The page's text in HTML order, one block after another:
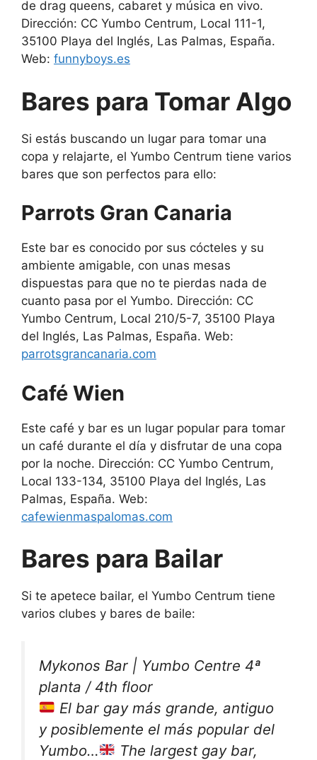
de drag queens, cabaret y música en vivo.
Dirección: CC Yumbo Centrum, Local 111-1,
35100 Playa del Inglés, Las Palmas, España.
Web: funnyboys.es
Bares para Tomar Algo
Si estás buscando un lugar para tomar una
copa y relajarte, el Yumbo Centrum tiene varios
bares que son perfectos para ello:
Parrots Gran Canaria
Este bar es conocido por sus cócteles y su
ambiente amigable, con unas mesas
dispuestas para que no te pierdas nada de
cuanto pasa por el Yumbo. Dirección: CC
Yumbo Centrum, Local 210/5-7, 35100 Playa
del Inglés, Las Palmas, España. Web:
parrotsgrancanaria.com
Café Wien
Este café y bar es un lugar popular para tomar
un café durante el día y disfrutar de una copa
por la noche. Dirección: CC Yumbo Centrum,
Local 133-134, 35100 Playa del Inglés, Las
Palmas, España. Web:
cafewienmaspalomas.com
Bares para Bailar
Si te apetece bailar, el Yumbo Centrum tiene
varios clubes y bares de baile:
Mykonos Bar | Yumbo Centre 4ª
planta / 4th floor
El bar gay más grande, antiguo
y posiblemente el más popular del
Yumbo…
The largest gay bar,